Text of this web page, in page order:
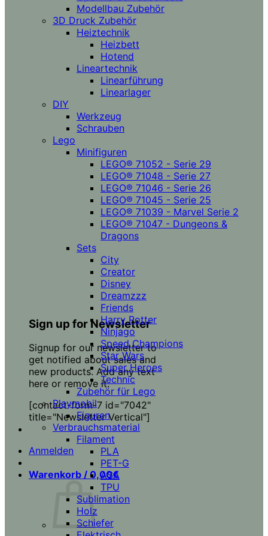
Sign up for Newsletter
Signup for our newsletter to
get notified about sales and
new products. Add any text
here or remove it.
[contact-form-7 id="7042"
title="Newsletter Vertical"]
Anmelden
Warenkorb / 0,00€
Modellbau Zubehör
3D Druck Zubehör
Heiztechnik
Heizbett
Hotend
Lineartechnik
Linearführung
Linearlager
DIY
Werkzeug
Schrauben
Lego
Minifiguren
LEGO® 71052 - Serie 29
LEGO® 71048 - Serie 27
LEGO® 71046 - Serie 26
LEGO® 71045 - Serie 25
LEGO® 71039 - Marvel Serie 2
LEGO® 71047 - Dungeons &
Dragons
Sets
City
Creator
Disney
Dreamzzz
Friends
Harry Potter
Ninjago
Speed Champions
Star Wars
Super Heroes
Technic
Zubehör für Lego
Playmobil
Figuren
Verbrauchsmaterial
Filament
PLA
PET-G
ASA
TPU
Sublimation
Holz
Schiefer